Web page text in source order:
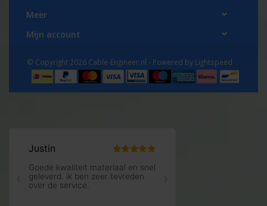
Meer
Mijn account
© Copyright 2026 Cable-Engineer.nl - Powered by Lightspeed